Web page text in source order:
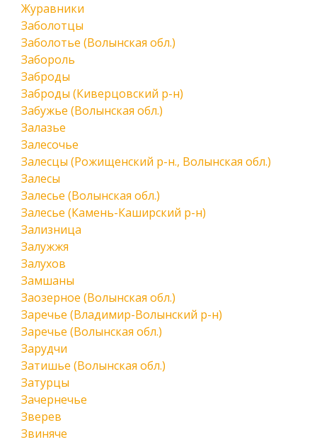
Журавники
Заболотцы
Заболотье (Волынская обл.)
Забороль
Заброды
Заброды (Киверцовский р-н)
Забужье (Волынская обл.)
Залазье
Залесочье
Залесцы (Рожищенский р-н., Волынская обл.)
Залесы
Залесье (Волынская обл.)
Залесье (Камень-Каширский р-н)
Зализница
Залужжя
Залухов
Замшаны
Заозерное (Волынская обл.)
Заречье (Владимир-Волынский р-н)
Заречье (Волынская обл.)
Зарудчи
Затишье (Волынская обл.)
Затурцы
Зачернечье
Зверев
Звиняче